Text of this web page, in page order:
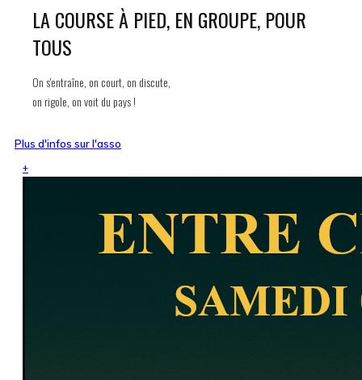
LA COURSE À PIED, EN GROUPE, POUR
TOUS
On s'entraîne, on court, on discute,
on rigole, on voit du pays !
Plus d'infos sur l'asso
+